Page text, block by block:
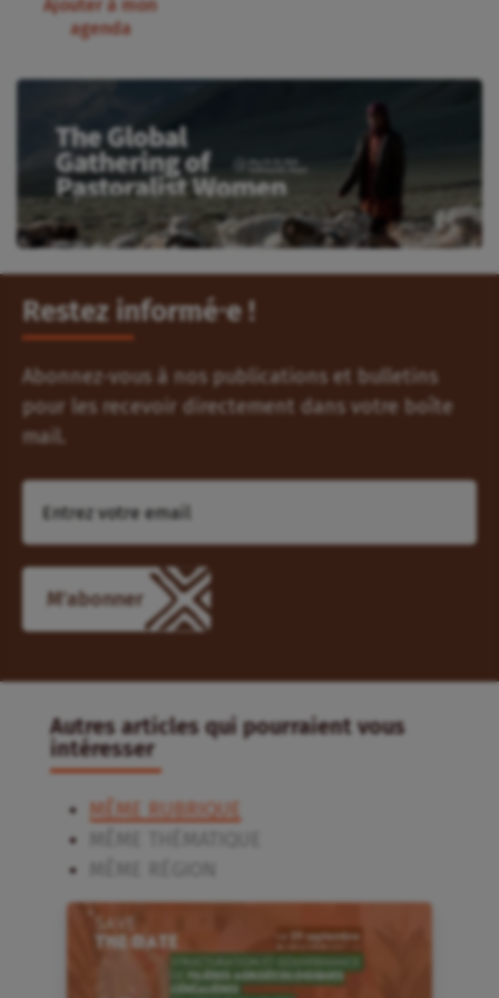
Ajouter à mon
agenda
Restez informé⸱e !
Abonnez-vous à nos publications et bulletins
pour les recevoir directement dans votre boîte
mail.
M'abonner
Autres articles qui pourraient vous
intéresser
MÊME RUBRIQUE